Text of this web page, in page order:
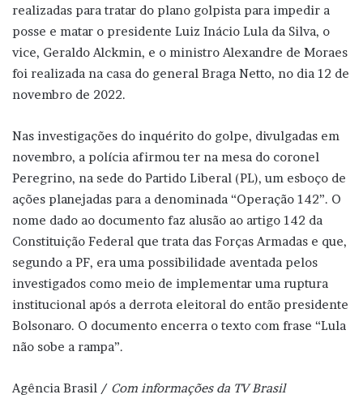
realizadas para tratar do plano golpista para impedir a
posse e matar o presidente Luiz Inácio Lula da Silva, o
vice, Geraldo Alckmin, e o ministro Alexandre de Moraes
foi realizada na casa do general Braga Netto, no dia 12 de
novembro de 2022.
Nas investigações do inquérito do golpe, divulgadas em
novembro, a polícia afirmou ter na mesa do coronel
Peregrino, na sede do Partido Liberal (PL), um esboço de
ações planejadas para a denominada “Operação 142”. O
nome dado ao documento faz alusão ao artigo 142 da
Constituição Federal que trata das Forças Armadas e que,
segundo a PF, era uma possibilidade aventada pelos
investigados como meio de implementar uma ruptura
institucional após a derrota eleitoral do então presidente
Bolsonaro. O documento encerra o texto com frase “Lula
não sobe a rampa”.
Agência Brasil / Com informações da TV Brasil